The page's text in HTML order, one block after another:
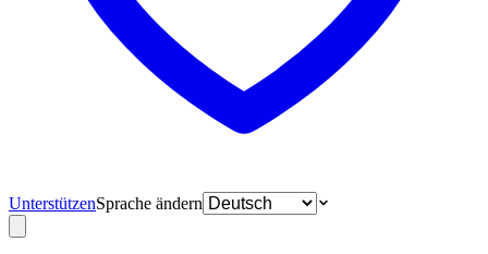
UnterstützenSprache ändern